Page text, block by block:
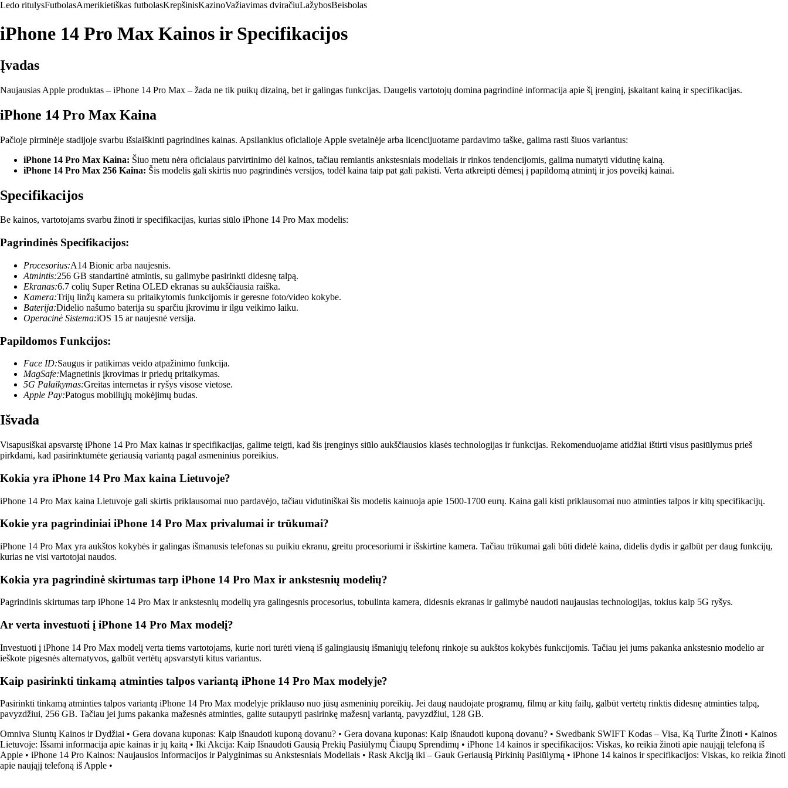
Ledo ritulysFutbolasAmerikietiškas futbolasKrepšinisKazinoVažiavimas dviračiuLažybosBeisbolas
iPhone 14 Pro Max Kainos ir Specifikacijos
Įvadas
Naujausias Apple produktas – iPhone 14 Pro Max – žada ne tik puikų dizainą, bet ir galingas funkcijas. Daugelis vartotojų domina pagrindinė informacija apie šį įrenginį, įskaitant kainą ir specifikacijas.
iPhone 14 Pro Max Kaina
Pačioje pirminėje stadijoje svarbu išsiaiškinti pagrindines kainas. Apsilankius oficialioje Apple svetainėje arba licencijuotame pardavimo taške, galima rasti šiuos variantus:
iPhone 14 Pro Max Kaina: Šiuo metu nėra oficialaus patvirtinimo dėl kainos, tačiau remiantis ankstesniais modeliais ir rinkos tendencijomis, galima numatyti vidutinę kainą.
iPhone 14 Pro Max 256 Kaina: Šis modelis gali skirtis nuo pagrindinės versijos, todėl kaina taip pat gali pakisti. Verta atkreipti dėmesį į papildomą atmintį ir jos poveikį kainai.
Specifikacijos
Be kainos, vartotojams svarbu žinoti ir specifikacijas, kurias siūlo iPhone 14 Pro Max modelis:
Pagrindinės Specifikacijos:
Procesorius:A14 Bionic arba naujesnis.
Atmintis:256 GB standartinė atmintis, su galimybe pasirinkti didesnę talpą.
Ekranas:6.7 colių Super Retina OLED ekranas su aukščiausia raiška.
Kamera:Trijų linžų kamera su pritaikytomis funkcijomis ir geresne foto/video kokybe.
Baterija:Didelio našumo baterija su sparčiu įkrovimu ir ilgu veikimo laiku.
Operacinė Sistema:iOS 15 ar naujesnė versija.
Papildomos Funkcijos:
Face ID:Saugus ir patikimas veido atpažinimo funkcija.
MagSafe:Magnetinis įkrovimas ir priedų pritaikymas.
5G Palaikymas:Greitas internetas ir ryšys visose vietose.
Apple Pay:Patogus mobiliųjų mokėjimų budas.
Išvada
Visapusiškai apsvarstę iPhone 14 Pro Max kainas ir specifikacijas, galime teigti, kad šis įrenginys siūlo aukščiausios klasės technologijas ir funkcijas. Rekomenduojame atidžiai ištirti visus pasiūlymus prieš
pirkdami, kad pasirinktumėte geriausią variantą pagal asmeninius poreikius.
Kokia yra iPhone 14 Pro Max kaina Lietuvoje?
iPhone 14 Pro Max kaina Lietuvoje gali skirtis priklausomai nuo pardavėjo, tačiau vidutiniškai šis modelis kainuoja apie 1500-1700 eurų. Kaina gali kisti priklausomai nuo atminties talpos ir kitų specifikacijų.
Kokie yra pagrindiniai iPhone 14 Pro Max privalumai ir trūkumai?
iPhone 14 Pro Max yra aukštos kokybės ir galingas išmanusis telefonas su puikiu ekranu, greitu procesoriumi ir išskirtine kamera. Tačiau trūkumai gali būti didelė kaina, didelis dydis ir galbūt per daug funkcijų,
kurias ne visi vartotojai naudos.
Kokia yra pagrindinė skirtumas tarp iPhone 14 Pro Max ir ankstesnių modelių?
Pagrindinis skirtumas tarp iPhone 14 Pro Max ir ankstesnių modelių yra galingesnis procesorius, tobulinta kamera, didesnis ekranas ir galimybė naudoti naujausias technologijas, tokius kaip 5G ryšys.
Ar verta investuoti į iPhone 14 Pro Max modelį?
Investuoti į iPhone 14 Pro Max modelį verta tiems vartotojams, kurie nori turėti vieną iš galingiausių išmaniųjų telefonų rinkoje su aukštos kokybės funkcijomis. Tačiau jei jums pakanka ankstesnio modelio ar
ieškote pigesnės alternatyvos, galbūt vertėtų apsvarstyti kitus variantus.
Kaip pasirinkti tinkamą atminties talpos variantą iPhone 14 Pro Max modelyje?
Pasirinkti tinkamą atminties talpos variantą iPhone 14 Pro Max modelyje priklauso nuo jūsų asmeninių poreikių. Jei daug naudojate programų, filmų ar kitų failų, galbūt vertėtų rinktis didesnę atminties talpą,
pavyzdžiui, 256 GB. Tačiau jei jums pakanka mažesnės atminties, galite sutaupyti pasirinkę mažesnį variantą, pavyzdžiui, 128 GB.
Omniva Siuntų Kainos ir Dydžiai • Gera dovana kuponas: Kaip išnaudoti kuponą dovanu? • Gera dovana kuponas: Kaip išnaudoti kuponą dovanu? • Swedbank SWIFT Kodas – Visa, Ką Turite Žinoti • Kainos
Lietuvoje: Išsami informacija apie kainas ir jų kaitą • Iki Akcija: Kaip Išnaudoti Gausią Prekių Pasiūlymų Čiaupų Sprendimų • iPhone 14 kainos ir specifikacijos: Viskas, ko reikia žinoti apie naująjį telefoną iš
Apple • iPhone 14 Pro Kainos: Naujausios Informacijos ir Palyginimas su Ankstesniais Modeliais • Rask Akciją iki – Gauk Geriausią Pirkinių Pasiūlymą • iPhone 14 kainos ir specifikacijos: Viskas, ko reikia žinoti
apie naująjį telefoną iš Apple •